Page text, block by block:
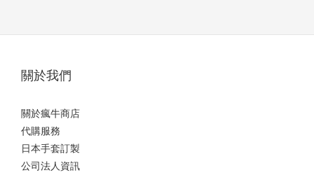
關於我們
關於瘋牛商店
代購服務
日本手套訂製
公司法人資訊